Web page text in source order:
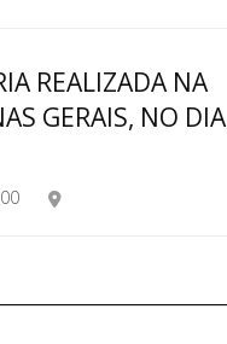
REALIZADA NA
GERAIS, NO DIA